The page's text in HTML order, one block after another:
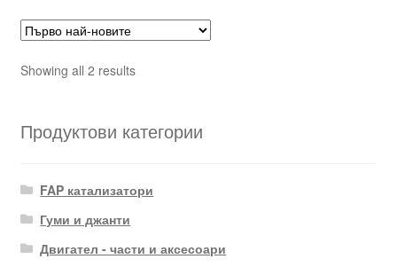
Showing all 2 resultsSorted
Продуктови категории
FAP катализатори
Гуми и джанти
Двигател - части и аксесоари